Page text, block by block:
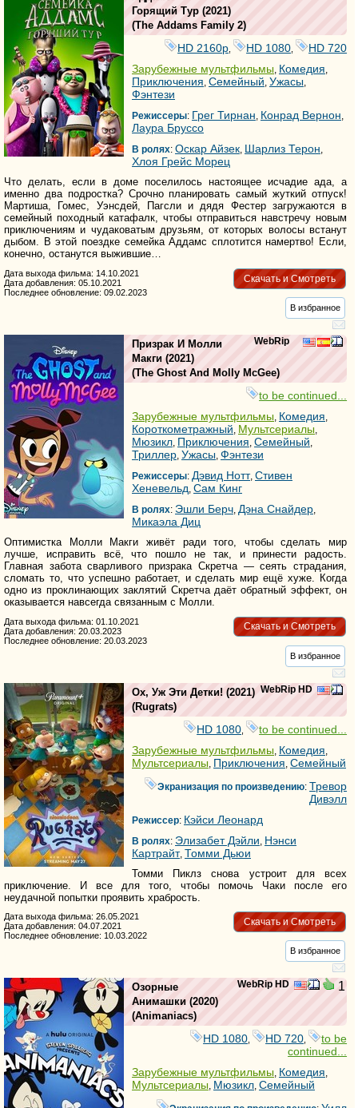
Горящий Тур (2021)
(The Addams Family 2)
HD 2160р HD 1080
HD 720
Зарубежные мультфильмы, Комедия,
Приключения, Семейный, Ужасы,
Фэнтези
Режиссеры: Грег Тирнан, Конрад Вернон,
Лаура Бруссо
В ролях: Оскар Айзек, Шарлиз Терон,
Хлоя Грейс Морец
Что делать, если в доме поселилось настоящее исчадие ада, а
именно два подростка? Срочно планировать самый жуткий отпуск!
Мартиша, Гомес, Уэнсдей, Пагсли и дядя Фестер загружаются в
семейный походный катафалк, чтобы отправиться навстречу новым
приключениям и чудаковатым друзьям, от которых волосы встанут
дыбом. В этой поездке семейка Аддамс сплотится намертво! Если,
конечно, останутся выжившие…
Скачать и Смотреть
Дата выхода фильма: 14.10.2021
Дата добавления: 05.10.2021
Последнее обновление: 09.02.2023
В избранное
WebRip
Призрак И Молли
Макги (2021)
(The Ghost And Molly McGee)
to be continued...
Зарубежные мультфильмы, Комедия,
Короткометражный, Мультсериалы,
Мюзикл, Приключения, Семейный,
Триллер, Ужасы, Фэнтези
Режиссеры: Дэвид Нотт, Стивен
Хеневельд, Сам Кинг
В ролях: Эшли Берч, Дэна Снайдер,
Микаэла Диц
Оптимистка Молли Макги живёт ради того, чтобы сделать мир
лучше, исправить всё, что пошло не так, и принести радость.
Главная забота сварливого призрака Скретча — сеять страдания,
сломать то, что успешно работает, и сделать мир ещё хуже. Когда
одно из проклинающих заклятий Скретча даёт обратный эффект, он
оказывается навсегда связанным с Молли.
Скачать и Смотреть
Дата выхода фильма: 01.10.2021
Дата добавления: 20.03.2023
Последнее обновление: 20.03.2023
В избранное
WebRip HD
Ох, Уж Эти Детки! (2021)
(Rugrats)
HD 1080
to be continued...
Зарубежные мультфильмы Комедия
Мультсериалы Приключения Семейный
Экранизация по произведению:Тревор
Дивэлл
Режиссер: Кэйси Леонард
В ролях: Элизабет Дэйли Нэнси
Картрайт, Томми Дьюи
Томми Пиклз снова устроит для всех
приключение. И все для того, чтобы помочь Чаки после его
неудачной попытки проявить храбрость.
Скачать и Смотреть
Дата выхода фильма: 26.05.2021
Дата добавления: 04.07.2021
Последнее обновление: 10.03.2022
В избранное
WebRip HD 1
Озорные
Анимашки (2020)
(Animaniacs)
HD 1080, HD 720,
to be
continued...
Зарубежные мультфильмы, Комедия,
Мультсериалы, Мюзикл, Семейный